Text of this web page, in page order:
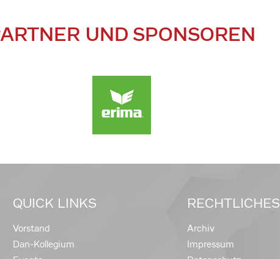
UND SPONSOREN
QUICK LINKS
Vorstand
Dan-Kollegium
RECHTLICHES
Archiv
Impressum